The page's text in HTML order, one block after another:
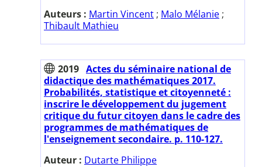
Auteurs : Martin Vincent ; Malo Mélanie ;
Thibault Mathieu
2019 Actes du séminaire national de
didactique des mathématiques 2017.
Probabilités, statistique et citoyenneté :
inscrire le développement du jugement
critique du futur citoyen dans le cadre des
programmes de mathématiques de
l'enseignement secondaire. p. 110-127.
Auteur : Dutarte Philippe